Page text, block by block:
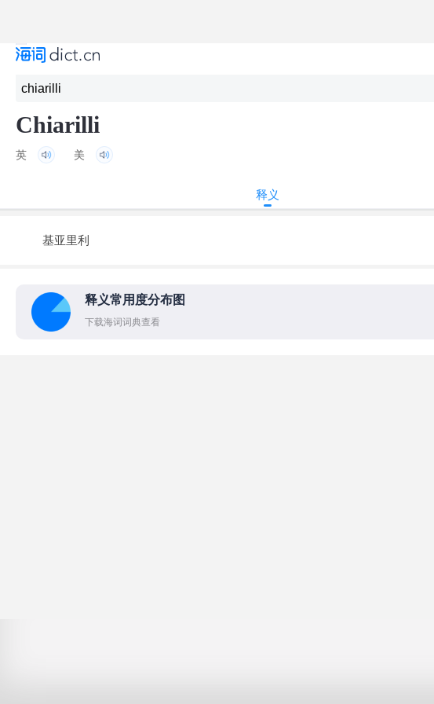
Chiarilli
英 美
释义
基亚里利
释义常用度分布图
下载海词词典查看